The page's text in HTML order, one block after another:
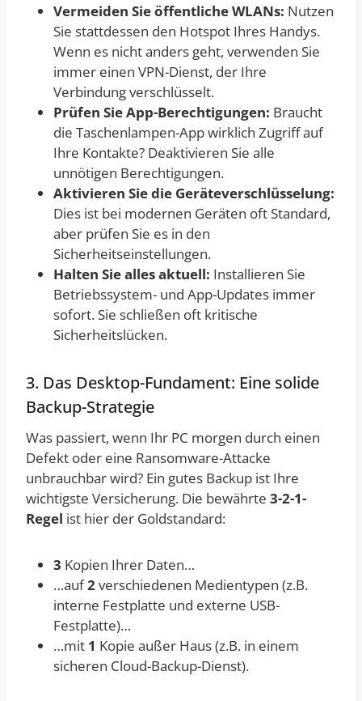
Vermeiden Sie öffentliche WLANs: Nutzen
Sie stattdessen den Hotspot Ihres Handys.
Wenn es nicht anders geht, verwenden Sie
immer einen VPN-Dienst, der Ihre
Verbindung verschlüsselt.
Prüfen Sie App-Berechtigungen: Braucht
die Taschenlampen-App wirklich Zugriff auf
Ihre Kontakte? Deaktivieren Sie alle
unnötigen Berechtigungen.
Aktivieren Sie die Geräteverschlüsselung:
Dies ist bei modernen Geräten oft Standard,
aber prüfen Sie es in den
Sicherheitseinstellungen.
Halten Sie alles aktuell: Installieren Sie
Betriebssystem- und App-Updates immer
sofort. Sie schließen oft kritische
Sicherheitslücken.
3. Das Desktop-Fundament: Eine solide
Backup-Strategie
Was passiert, wenn Ihr PC morgen durch einen
Defekt oder eine Ransomware-Attacke
unbrauchbar wird? Ein gutes Backup ist Ihre
wichtigste Versicherung. Die bewährte 3-2-1-
Regel ist hier der Goldstandard:
3 Kopien Ihrer Daten…
…auf2verschiedenen Medientypen (z.B.
interne Festplatte und externe USB-
Festplatte)…
…mit 1 Kopie außer Haus (z.B. in einem
sicheren Cloud-Backup-Dienst).